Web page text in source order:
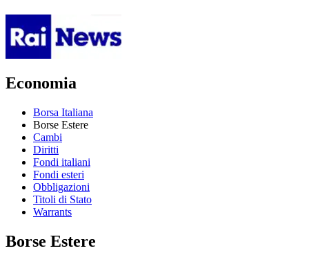
Economia
Borsa Italiana
Borse Estere
Cambi
Diritti
Fondi italiani
Fondi esteri
Obbligazioni
Titoli di Stato
Warrants
Borse Estere